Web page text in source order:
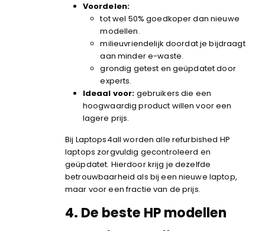
Voordelen:
tot wel 50% goedkoper dan nieuwe
modellen.
milieuvriendelijk doordat je bijdraagt
aan minder e-waste.
grondig getest en geüpdatet door
experts.
Ideaal voor: gebruikers die een
hoogwaardig product willen voor een
lagere prijs.
Bij Laptops4all worden alle refurbished HP
laptops zorgvuldig gecontroleerd en
geüpdatet. Hierdoor krijg je dezelfde
betrouwbaarheid als bij een nieuwe laptop,
maar voor een fractie van de prijs.
4. De beste HP modellen